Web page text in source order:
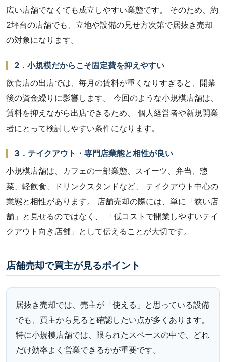
広い店舗でなくても成立しやすい業態です。 そのため、約
2坪台の店舗でも、立地や設備の見せ方次第で居抜き売却
の対象になります。
2．小規模だからこそ固定費を抑えやすい
飲食店の出店では、毎月の賃料が重くなりすぎると、開業
後の資金繰りに影響します。 今回のような小規模店舗は、
賃料を抑えながら出店できるため、 個人経営者や新規開業
者にとって検討しやすい条件になります。
3．テイクアウト・専門店業態と相性が良い
小規模店舗は、カフェの一部業態、スイーツ、弁当、惣
菜、軽飲食、ドリンクスタンドなど、 テイクアウト中心の
業態と相性があります。 店舗売却の際には、単に「狭い店
舗」と見せるのではなく、 「低コストで開業しやすいテイ
クアウト向き店舗」として伝えることが大切です。
店舗売却で買主が見るポイント
居抜き売却では、売主が「使える」と思っている設備
でも、買主から見ると確認したい点が多くあります。
特に小規模店舗では、限られたスペースの中で、どれ
だけ効率よく営業できるかが重要です。